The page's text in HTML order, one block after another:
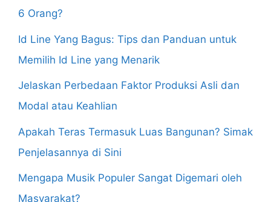
6 Orang?
Id Line Yang Bagus: Tips dan Panduan untuk
Memilih Id Line yang Menarik
Jelaskan Perbedaan Faktor Produksi Asli dan
Modal atau Keahlian
Apakah Teras Termasuk Luas Bangunan? Simak
Penjelasannya di Sini
Mengapa Musik Populer Sangat Digemari oleh
Masyarakat?